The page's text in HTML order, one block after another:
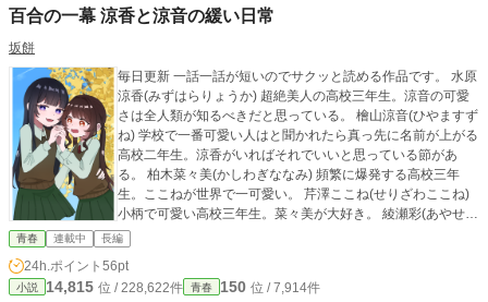
百合の一幕 涼香と涼音の緩い日常
坂餅
毎日更新 一話一話が短いのでサクッと読める作品です。 水原
涼香(みずはらりょうか) 超絶美人の高校三年生。涼音の可愛
さは全人類が知るべきだと思っている。 檜山涼音(ひやますず
ね) 学校で一番可愛い人はと聞かれたら真っ先に名前が上がる
高校二年生。涼香がいればそれでいいと思っている節があ
る。 柏木菜々美(かしわぎななみ) 頻繁に爆発する高校三年
生。ここねが世界で一可愛い。 芹澤ここね(せりざわここね)
小柄で可愛い高校三年生。菜々美が大好き。 綾瀬彩(あやせあ
や) 成績優秀で可愛い顔をしている高校三年生。フルネームで
呼ばれがち。 伊藤夏美(いとうなつみ) 綺麗な顔立ちをしてい
る高校二年生。彩の真似をして髪の毛をベージュに染めてい
る。 春田若菜(はるたわかな) なんとなくの雰囲気でそれっぽ
青春 連載中 長編
24h.ポイント 56pt
小説 14,815 位 / 228,622件 青春 150 位 / 7,914件